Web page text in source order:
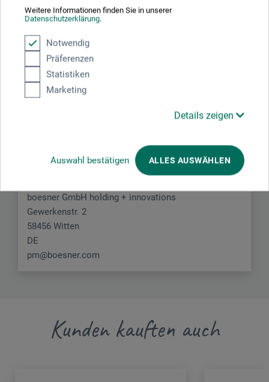
Weitere Informationen finden Sie in unserer
Datenschutzerklärung.
Notwendig
Präferenzen
Statistiken
Marketing
Details zeigen
Auswahl bestätigen ALLES AUSWÄHLEN
JETZT PRODUKT BEWERTEN
Hersteller-Kontakt
Hier finden Sie die Kontaktdaten des Herstellers zu
diesem Produkt.
boesner GmbH holding + innovations
Gewerkenstr. 2
58456 Witten
DE
pm@boesner.com
Kunden kauften auch